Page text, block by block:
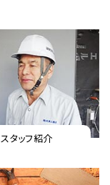
スタッフ紹介